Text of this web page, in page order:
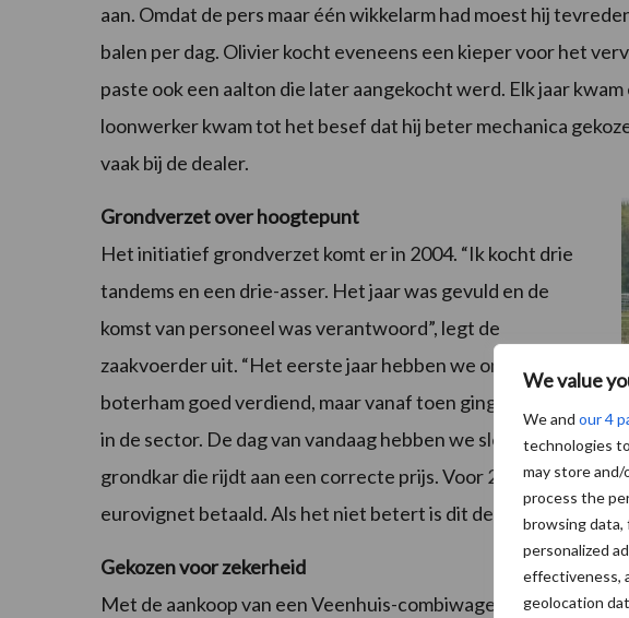
We value
We and our 4
technologies
may store and/
process the
browsing data,
personalized
effectiveness,
geolocation
aan. Omdat de pers maar één wikkelarm had moest hij
balen per dag. Olivier kocht eveneens een kieper voor het
paste ook een aalton die later aangekocht werd. Elk jaar
loonwerker kwam tot het besef dat hij beter mechanica
vaak bij de dealer.
Grondverzet over hoogtepunt
Het initiatief grondverzet komt er in 2004. “Ik kocht drie
tandems en een drie-asser. Het jaar was gevuld en de
komst van personeel was verantwoord”, legt de
zaakvoerder uit. “Het eerste jaar hebben we onze
boterham goed verdiend, maar vanaf toen ging het bergaf
in de sector. De dag van vandaag hebben we slechts één
grondkar die rijdt aan een correcte prijs. Voor 2015 heb ik
eurovignet betaald. Als het niet betert is dit de laatste keer
Gekozen voor zekerheid
Met de aankoop van een Veenhuis-combiwagen in 2008